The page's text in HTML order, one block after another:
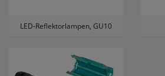
LED-Reflektorlampen, GU10
Speichern des
Suchbegriff, damit Sie diesen
nicht erneut eingeben müssen.